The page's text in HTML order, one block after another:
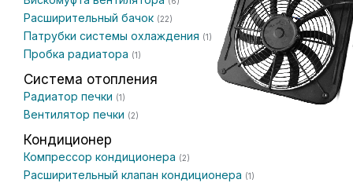
Расширительный бачок (22)
Патрубки системы охлаждения (1)
Пробка радиатора (1)
Система отопления
Радиатор печки (1)
Вентилятор печки (2)
Кондиционер
Компрессор кондиционера (2)
Расширительный клапан кондиционера (1)